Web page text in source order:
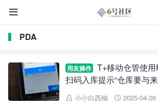

PDA
用友操作
T+移动仓管使
扫码入库提示“仓库要与
能添加”
 小小白西柚  2025-04-26